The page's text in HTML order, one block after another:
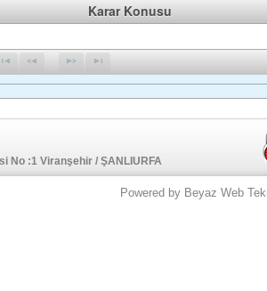
Karar Konusu
No :1 Viranşehir / ŞANLIURFA
Powered by Beyaz Web